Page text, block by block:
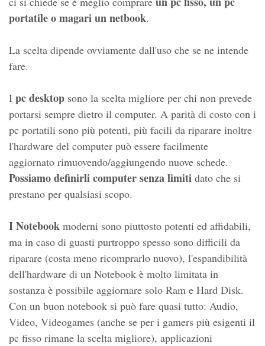
portatile o magari un netbook.
La scelta dipende ovviamente dall'uso che se ne intende
fare.
I pc desktop sono la scelta migliore per chi non prevede
portarsi sempre dietro il computer. A parità di costo con i
pc portatili sono più potenti, più facili da riparare inoltre
l'hardware del computer può essere facilmente
aggiornato rimuovendo/aggiungendo nuove schede.
Possiamo definirli computer senza limiti dato che si
prestano per qualsiasi scopo.
I Notebook moderni sono piuttosto potenti ed affidabili,
ma in caso di guasti purtroppo spesso sono difficili da
riparare (costa meno ricomprarlo nuovo), l'espandibilità
dell'hardware di un Notebook è molto limitata in
sostanza è possibile aggiornare solo Ram e Hard Disk.
Con un buon notebook si può fare quasi tutto: Audio,
Video, Videogames (anche se per i gamers più esigenti il
pc fisso rimane la scelta migliore), applicazioni